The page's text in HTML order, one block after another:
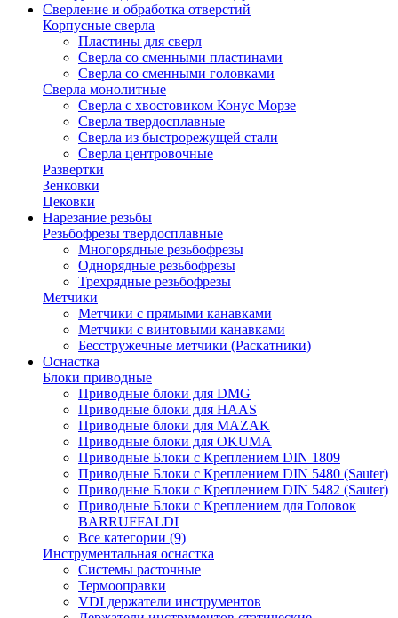
Сверление и обработка отверстий
Корпусные сверла
Пластины для сверл
Сверла со сменными пластинами
Сверла со сменными головками
Сверла монолитные
Сверла с хвостовиком Конус Морзе
Сверла твердосплавные
Сверла из быстрорежущей стали
Сверла центровочные
Развертки
Зенковки
Цековки
Нарезание резьбы
Резьбофрезы твердосплавные
Многорядные резьбофрезы
Однорядные резьбофрезы
Трехрядные резьбофрезы
Метчики
Метчики с прямыми канавками
Метчики с винтовыми канавками
Бесстружечные метчики (Раскатники)
Оснастка
Блоки приводные
Приводные блоки для DMG
Приводные блоки для HAAS
Приводные блоки для MAZAK
Приводные блоки для OKUMA
Приводные Блоки с Креплением DIN 1809
Приводные Блоки с Креплением DIN 5480 (Sauter)
Приводные Блоки с Креплением DIN 5482 (Sauter)
Приводные Блоки с Креплением для Головок
BARRUFFALDI
Все категории (9)
Инструментальная оснастка
Системы расточные
Термооправки
VDI держатели инструментов